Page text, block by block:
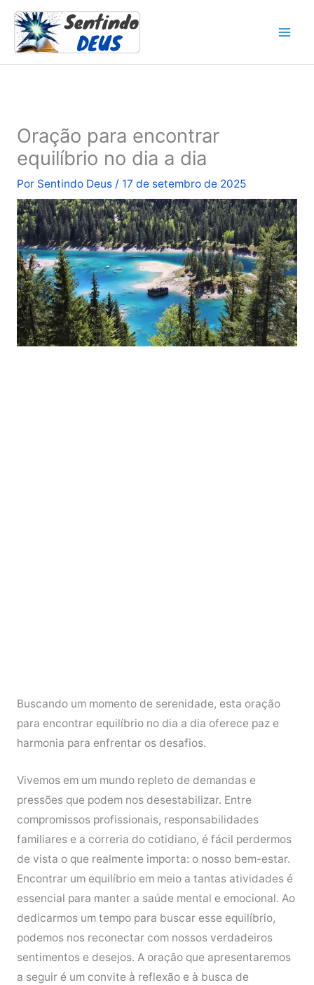
para
conteúdo
Oração para encontrar
equilíbrio no dia a dia
Por Sentindo Deus / 17 de setembro de 2025
Buscando um momento de serenidade, esta oração
para encontrar equilíbrio no dia a dia oferece paz e
harmonia para enfrentar os desafios.
Vivemos em um mundo repleto de demandas e
pressões que podem nos desestabilizar. Entre
compromissos profissionais, responsabilidades
familiares e a correria do cotidiano, é fácil perdermos
de vista o que realmente importa: o nosso bem-estar.
Encontrar um equilíbrio em meio a tantas atividades é
essencial para manter a saúde mental e emocional. Ao
dedicarmos um tempo para buscar esse equilíbrio,
podemos nos reconectar com nossos verdadeiros
sentimentos e desejos. A oração que apresentaremos
a seguir é um convite à reflexão e à busca de